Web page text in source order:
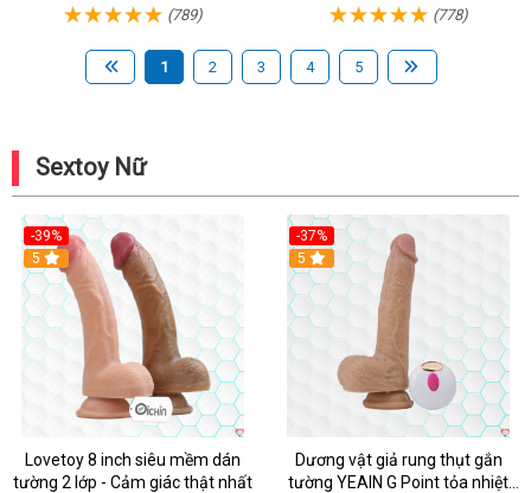
(789) (778)
1 2 3 4 5
Sextoy Nữ
-39%
Hot
5
Lovetoy 8 inch siêu mềm dán
tường 2 lớp - Cảm giác thật nhất
-37%
5
Dương vật giả rung thụt gắn
tường YEAIN G Point tỏa nhiệt